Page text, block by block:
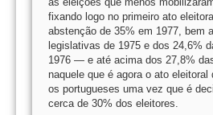
fixando logo no primeiro ato
abstenção de 35% em 1977, bem
legislativas de 1975 e dos 24,6%
1976 — e até acima dos 27,8%
naquele que é agora o ato
os portugueses uma vez que é
cerca de 30% dos eleitores.